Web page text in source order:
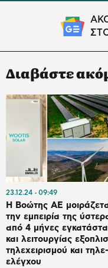
Διαβάστε
23.12.24 09:49
Η Βοώτης ΑΕ
την εμπειρία της
από 4 μήνες
και λειτουργίας
τηλεχειρισμού και τηλε-
ελέγχου